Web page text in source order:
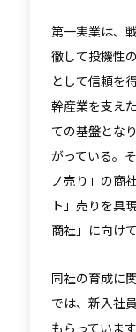
第一実業は、
徹して投機性
として信頼を
幹産業を支え
ての基盤とな
がっている。
ノ売り」の商
ト」売りを具
商社」に向け
同社の育成に
では、新入社
もらっていま